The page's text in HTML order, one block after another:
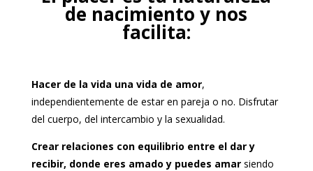
de nacimiento y nos
facilita:
Hacer de la vida una vida de amor,
independientemente de estar en pareja o no. Disfrutar
del cuerpo, del intercambio y la sexualidad.
Crear relaciones con equilibrio entre el dar y
recibir, donde eres amado y puedes amar siendo